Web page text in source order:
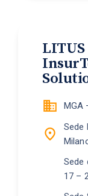
MGA
Sede
Sede
17 –